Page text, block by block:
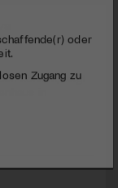
können, zeigt
in
oder
Zugang zu